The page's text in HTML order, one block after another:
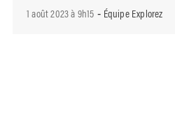
1 août 2023 à 9h15 - Équipe Explorez